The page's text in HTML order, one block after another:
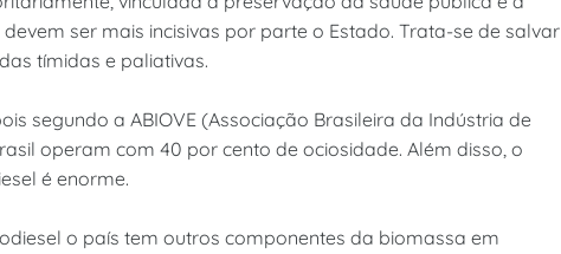
ser mais incisivas por parte o Estado. Trata-se de salvar
tímidas e paliativas.
segundo a ABIOVE (Associação Brasileira da Indústria de
operam com 40 por cento de ociosidade. Além disso, o
é enorme.
o país tem outros componentes da biomassa em